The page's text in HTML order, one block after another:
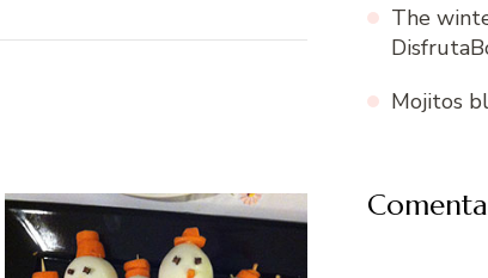
The
Mojitos